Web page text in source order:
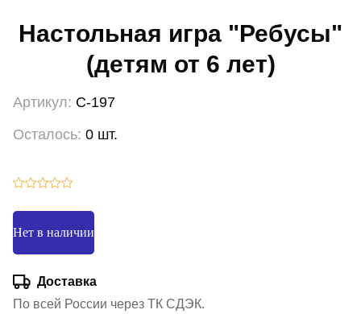
Настольная игра "Ребусы"
(детям от 6 лет)
Артикул: С-197
Осталось: 0 шт.
Нет в наличии
Доставка
По всей России через ТК СДЭК.